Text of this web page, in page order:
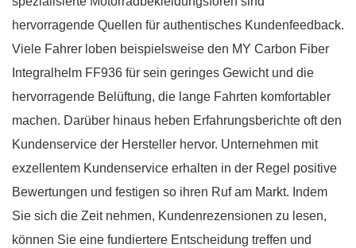
hervorragende Quellen für authentisches Kundenfeedback.
Viele Fahrer loben beispielsweise den MY Carbon Fiber
Integralhelm FF936 für sein geringes Gewicht und die
hervorragende Belüftung, die lange Fahrten komfortabler
machen. Darüber hinaus heben Erfahrungsberichte oft den
Kundenservice der Hersteller hervor. Unternehmen mit
exzellentem Kundenservice erhalten in der Regel positive
Bewertungen und festigen so ihren Ruf am Markt. Indem
Sie sich die Zeit nehmen, Kundenrezensionen zu lesen,
können Sie eine fundiertere Entscheidung treffen und